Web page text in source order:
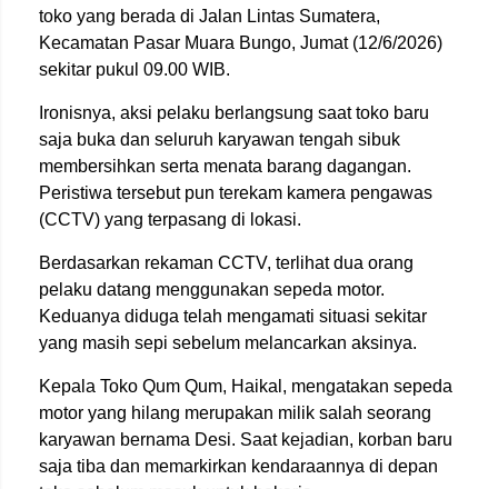
toko yang berada di Jalan Lintas Sumatera,
Kecamatan Pasar Muara Bungo, Jumat (12/6/2026)
sekitar pukul 09.00 WIB.
Ironisnya, aksi pelaku berlangsung saat toko baru
saja buka dan seluruh karyawan tengah sibuk
membersihkan serta menata barang dagangan.
Peristiwa tersebut pun terekam kamera pengawas
(CCTV) yang terpasang di lokasi.
Berdasarkan rekaman CCTV, terlihat dua orang
pelaku datang menggunakan sepeda motor.
Keduanya diduga telah mengamati situasi sekitar
yang masih sepi sebelum melancarkan aksinya.
Kepala Toko Qum Qum, Haikal, mengatakan sepeda
motor yang hilang merupakan milik salah seorang
karyawan bernama Desi. Saat kejadian, korban baru
saja tiba dan memarkirkan kendaraannya di depan